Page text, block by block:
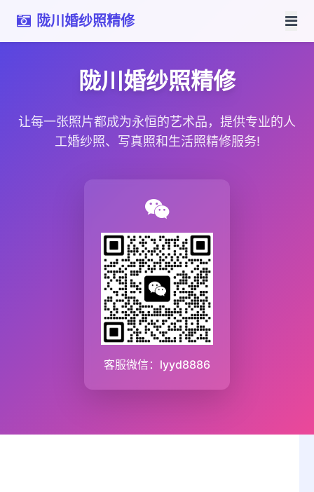
陇川婚纱照精修
陇川婚纱照精修
让每一张照片都成为永恒的艺术品，提供专业的人
工婚纱照、写真照和生活照精修服务!
客服微信：lyyd8886